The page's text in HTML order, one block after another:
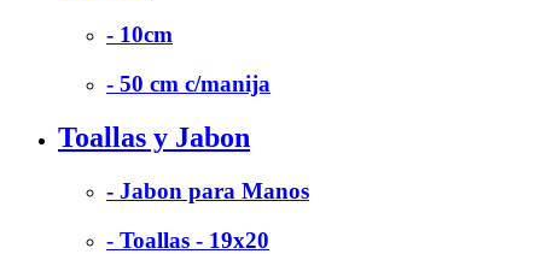
- 10cm
- 50 cm c/manija
Toallas y Jabon
- Jabon para Manos
- Toallas - 19x20